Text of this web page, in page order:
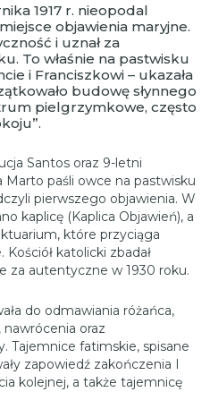
1917 r. nieopodal
objawienia maryjne.
i uznał za
To właśnie na pastwisku
i Franciszkowi – ukazała
budowę słynnego
pielgrzymkowe, często
Santos oraz 9-letni
Marto paśli owce na pastwisku
pierwszego objawienia. W
kaplicę (Kaplica Objawień), a
które przyciąga
katolicki zbadał
za autentyczne w 1930 roku.
do odmawiania różańca,
oraz
Tajemnice fatimskie, spisane
zapowiedź zakończenia I
kolejnej, a także tajemnicę